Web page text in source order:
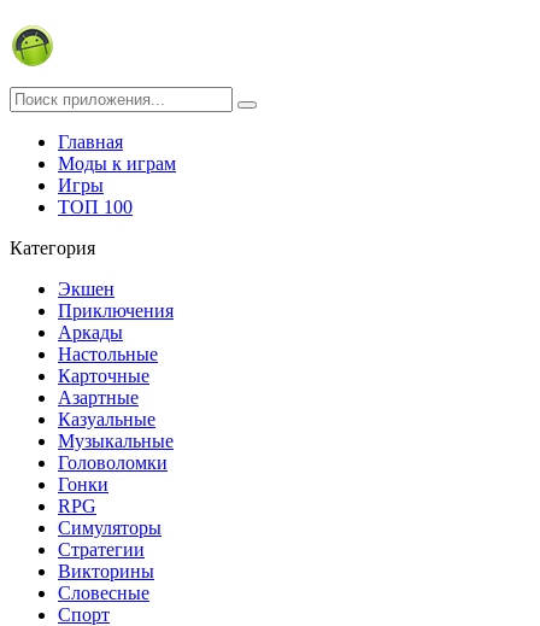
Главная
Моды к играм
Игры
ТОП 100
Категория
Экшен
Приключения
Аркады
Настольные
Карточные
Азартные
Казуальные
Музыкальные
Головоломки
Гонки
RPG
Симуляторы
Стратегии
Викторины
Словесные
Спорт